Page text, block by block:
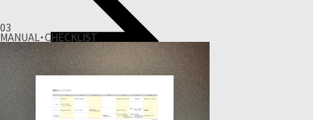
03
MANUAL・CHECKLIST